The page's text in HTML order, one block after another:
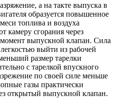
а на такте выпуска в
образуется повышенное
топлива и воздуха
камеру сгорания через
выпускной клапан. Сила
выйти из рабочей
размер тарелки
с тарелкой впускного
по своей силе меньше
газы практически
открытый выпускной клапан.